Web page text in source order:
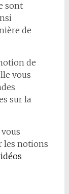
sont
de
de
vous
sur la
les notions